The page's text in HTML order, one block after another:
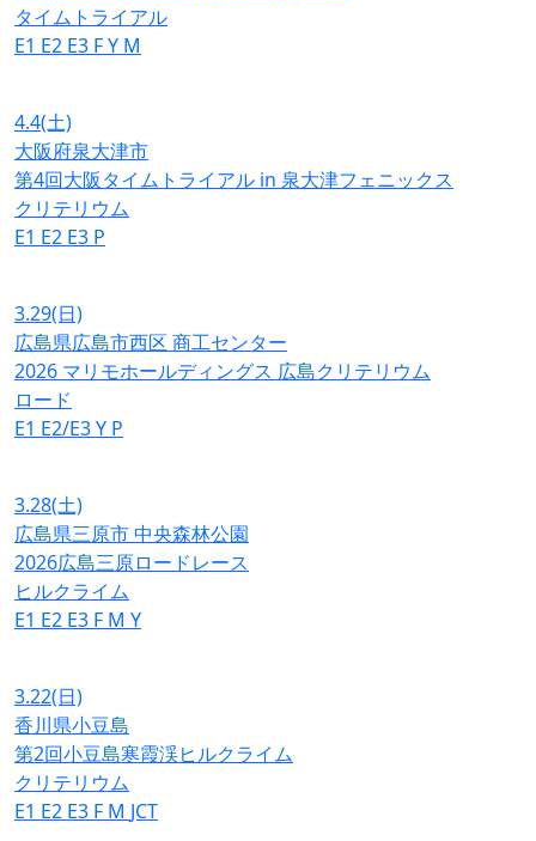
タイムトライアル
E1 E2 E3 FY M
4.4(土)
大阪府泉大津市
第4回大阪タイムトライアル in 泉大津フェニックス
クリテリウム
E1 E2 E3 P
3.29(日)
広島県広島市西区 商工センター
2026 マリモホールディングス 広島クリテリウム
ロード
E1 E2/E3Y P
3.28(土)
広島県三原市 中央森林公園
2026広島三原ロードレース
ヒルクライム
E1 E2 E3 F M Y
3.22(日)
香川県小豆島
第2回小豆島寒霞渓ヒルクライム
クリテリウム
E1 E2 E3 F M JCT